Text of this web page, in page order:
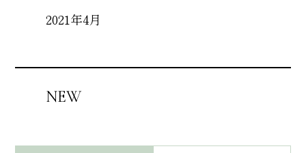
2021年4月
NEW